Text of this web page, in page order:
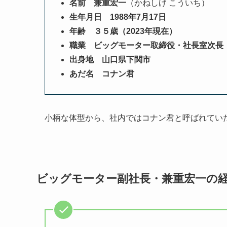
名前 兼重宏一 （かねしげ こういち）
生年月日 1988年7月17日
年齢 ３５歳（2023年現在）
職業 ビッグモーター取締役・社長室次長
出身地 山口県下関市
あだ名 コナン君
小柄な体型から、社内ではコナン君と呼ばれてい
ビッグモーター副社長・兼重宏一の